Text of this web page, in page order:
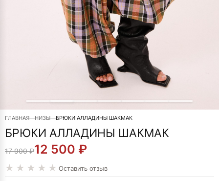
ГЛАВНАЯ—НИЗЫ—БРЮКИ АЛЛАДИНЫ ШАКМАК
БРЮКИ АЛЛАДИНЫ ШАКМАК
17 900₽
ПЕРВОНАЧАЛЬНАЯ
ЦЕНА
12 500 ₽
ТЕКУЩАЯ
ЦЕНА:
Оставить отзыв